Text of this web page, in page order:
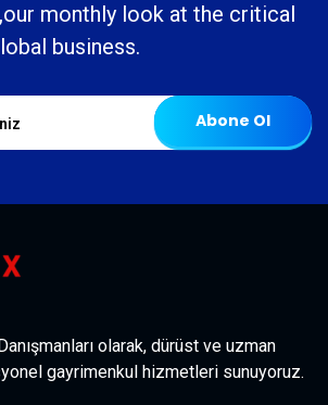
our monthly look at the critical
business.
Abone Ol
olarak, dürüst ve uzman
gayrimenkul hizmetleri sunuyoruz.